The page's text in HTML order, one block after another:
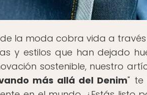
la moda cobra vida a través
y estilos que han dejado
sostenible, nuestro
más allá del Denim" te